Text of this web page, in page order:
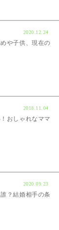
2020.12.24
や子供、現在の
2018.11.04
おしゃれなママ
2020.09.23
？結婚相手の条